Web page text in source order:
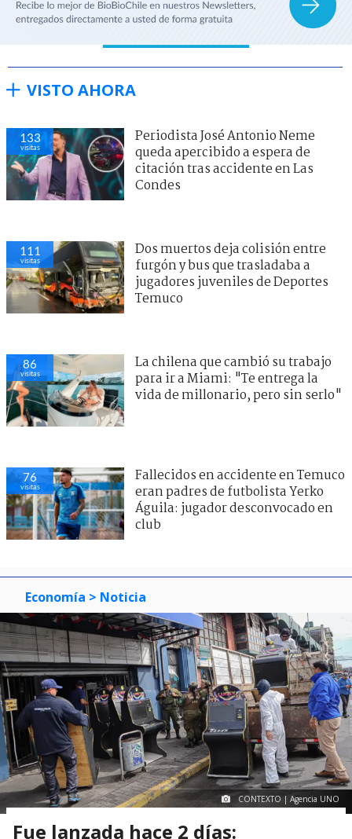
VISTO AHORA
133
visitas
Periodista José Antonio Neme
queda apercibido a espera de
citación tras accidente en Las
Condes
111
visitas
Dos muertos deja colisión entre
furgón y bus que trasladaba a
jugadores juveniles de Deportes
Temuco
86
visitas
La chilena que cambió su trabajo
para ir a Miami: "Te entrega la
vida de millonario, pero sin serlo"
76
visitas
Fallecidos en accidente en Temuco
eran padres de futbolista Yerko
Águila: jugador desconvocado en
club
Economía > Noticia
CONTEXTO | Agencia UNO
Fue lanzada hace 2 días: